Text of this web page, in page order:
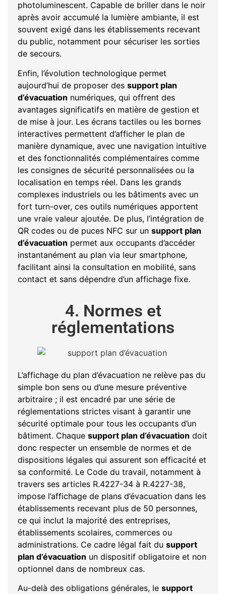
photoluminescent. Capable de briller dans le noir
après avoir accumulé la lumière ambiante, il est
souvent exigé dans les établissements recevant
du public, notamment pour sécuriser les sorties
de secours.
Enfin, l’évolution technologique permet
aujourd’hui de proposer des support plan
d’évacuation numériques, qui offrent des
avantages significatifs en matière de gestion et
de mise à jour. Les écrans tactiles ou les bornes
interactives permettent d’afficher le plan de
manière dynamique, avec une navigation intuitive
et des fonctionnalités complémentaires comme
les consignes de sécurité personnalisées ou la
localisation en temps réel. Dans les grands
complexes industriels ou les bâtiments avec un
fort turn-over, ces outils numériques apportent
une vraie valeur ajoutée. De plus, l’intégration de
QR codes ou de puces NFC sur un support plan
d’évacuation permet aux occupants d’accéder
instantanément au plan via leur smartphone,
facilitant ainsi la consultation en mobilité, sans
contact et sans dépendre d’un affichage fixe.
4. Normes et
réglementations
L’affichage du plan d’évacuation ne relève pas du
simple bon sens ou d’une mesure préventive
arbitraire ; il est encadré par une série de
réglementations strictes visant à garantir une
sécurité optimale pour tous les occupants d’un
bâtiment. Chaque support plan d’évacuation doit
donc respecter un ensemble de normes et de
dispositions légales qui assurent son efficacité et
sa conformité. Le Code du travail, notamment à
travers ses articles R.4227-34 à R.4227-38,
impose l’affichage de plans d’évacuation dans les
établissements recevant plus de 50 personnes,
ce qui inclut la majorité des entreprises,
établissements scolaires, commerces ou
administrations. Ce cadre légal fait du support
plan d’évacuation un dispositif obligatoire et non
optionnel dans de nombreux cas.
Au-delà des obligations générales, le support